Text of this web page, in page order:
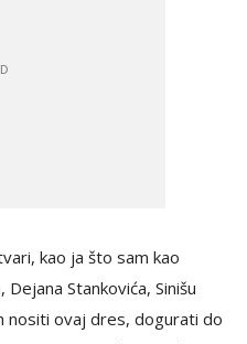
kao ja što sam kao
Stankovića, Sinišu
nositi ovaj dres, dogurati do